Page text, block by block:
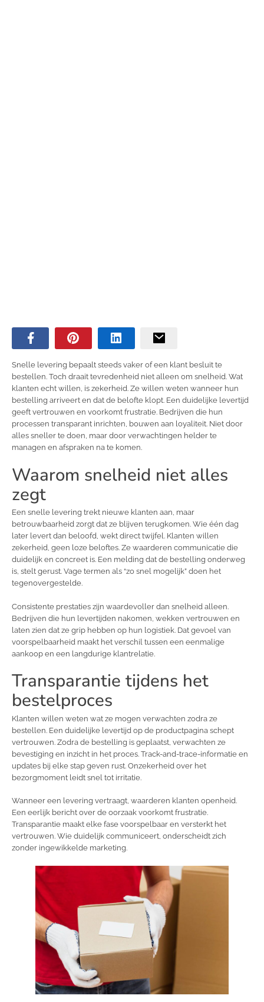
Snelle levering bepaalt steeds vaker of een klant besluit te
bestellen. Toch draait tevredenheid niet alleen om snelheid. Wat
klanten echt willen, is zekerheid. Ze willen weten wanneer hun
bestelling arriveert en dat de belofte klopt. Een duidelijke levertijd
geeft vertrouwen en voorkomt frustratie. Bedrijven die hun
processen transparant inrichten, bouwen aan loyaliteit. Niet door
alles sneller te doen, maar door verwachtingen helder te
managen en afspraken na te komen.
Waarom snelheid niet alles
zegt
Een snelle levering trekt nieuwe klanten aan, maar
betrouwbaarheid zorgt dat ze blijven terugkomen. Wie één dag
later levert dan beloofd, wekt direct twijfel. Klanten willen
zekerheid, geen loze beloftes. Ze waarderen communicatie die
duidelijk en concreet is. Een melding dat de bestelling onderweg
is, stelt gerust. Vage termen als “zo snel mogelijk” doen het
tegenovergestelde.
Consistente prestaties zijn waardevoller dan snelheid alleen.
Bedrijven die hun levertijden nakomen, wekken vertrouwen en
laten zien dat ze grip hebben op hun logistiek. Dat gevoel van
voorspelbaarheid maakt het verschil tussen een eenmalige
aankoop en een langdurige klantrelatie.
Transparantie tijdens het
bestelproces
Klanten willen weten wat ze mogen verwachten zodra ze
bestellen. Een duidelijke levertijd op de productpagina schept
vertrouwen. Zodra de bestelling is geplaatst, verwachten ze
bevestiging en inzicht in het proces. Track-and-trace-informatie en
updates bij elke stap geven rust. Onzekerheid over het
bezorgmoment leidt snel tot irritatie.
Wanneer een levering vertraagt, waarderen klanten openheid.
Een eerlijk bericht over de oorzaak voorkomt frustratie.
Transparantie maakt elke fase voorspelbaar en versterkt het
vertrouwen. Wie duidelijk communiceert, onderscheidt zich
zonder ingewikkelde marketing.